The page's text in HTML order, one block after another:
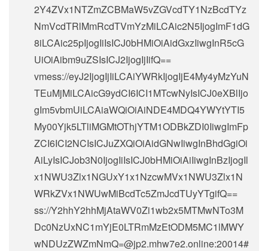
2Y4ZVx1NTZmZCBMaW5vZGVcdTY1NzBcdTYz
NmVcdTRlMmRcdTVmYzMiLCAic2N5IjogImF1dG
8iLCAic25pIjogIiIsICJ0bHMiOiAidGxzIiwgInR5cG
UiOiAibm9uZSIsICJ2IjogIjIifQ==
vmess://eyJ2IjogIjIiLCAiYWRkIjogIjE4My4yMzYuN
TEuMjMiLCAicG9ydCI6ICI1MTcwNyIsICJ0eXBlIjo
gIm5vbmUiLCAiaWQiOiAiNDE4MDQ4YWYtYTI5
My00Yjk5LTliMGMtOThjYTM1ODBkZDI0IiwgImFp
ZCI6ICI2NCIsICJuZXQiOiAidGNwIiwgInBhdGgiOi
AiLyIsICJob3N0IjogIiIsICJ0bHMiOiAiIiwgInBzIjogIl
x1NWU3Zlx1NGUxY1x1NzcwMVx1NWU3Zlx1N
WRkZVx1NWUwMiBcdTc5ZmJcdTUyYTgifQ==
ss://Y2hhY2hhMjAtaWV0Zi1wb2x5MTMwNTo3M
Dc0NzUxNC1mYjE0LTRmMzEtODM5MC1lMWY
wNDUzZWZmNmQ=@jp2.mhw7e2.online:20014#